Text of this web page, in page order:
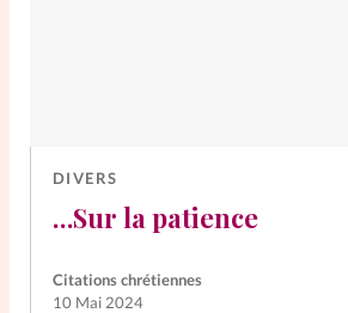
DIVERS
…Sur la patience
Citations chrétiennes
10 Mai 2024